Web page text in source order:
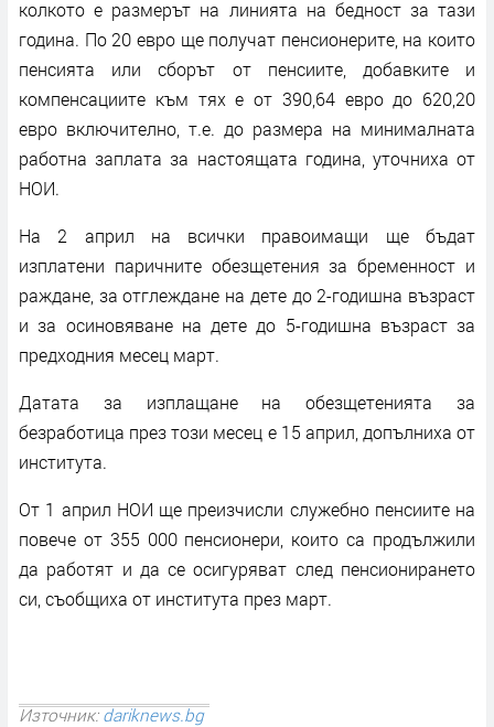
колкото е размерът на линията на бедност за тази
година. По 20 евро ще получат пенсионерите, на които
пенсията или сборът от пенсиите, добавките и
компенсациите към тях е от 390,64 евро до 620,20
евро включително, т.е. до размера на минималната
работна заплата за настоящата година, уточниха от
НОИ.
На 2 април на всички правоимащи ще бъдат
изплатени паричните обезщетения за бременност и
раждане, за отглеждане на дете до 2-годишна възраст
и за осиновяване на дете до 5-годишна възраст за
предходния месец март.
Датата за изплащане на обезщетенията за
безработица през този месец е 15 април, допълниха от
института.
От 1 април НОИ ще преизчисли служебно пенсиите на
повече от 355 000 пенсионери, които са продължили
да работят и да се осигуряват след пенсионирането
си, съобщиха от института през март.
Източник:dariknews.bg